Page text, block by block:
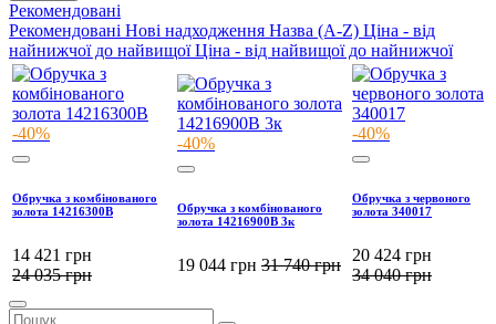
Рекомендовані
Рекомендовані Нові надходження Назва (A-Z) Ціна - від
найнижчої до найвищої Ціна - від найвищої до найнижчої
-40%
Обручка з комбінованого
золота 14216300В
14 421 грн
24 035грн
-40%
Обручка з комбінованого
золота 14216900В 3к
19 044 грн 31 740грн
-40%
Обручка з червоного
золота 340017
20 424 грн
34 040грн